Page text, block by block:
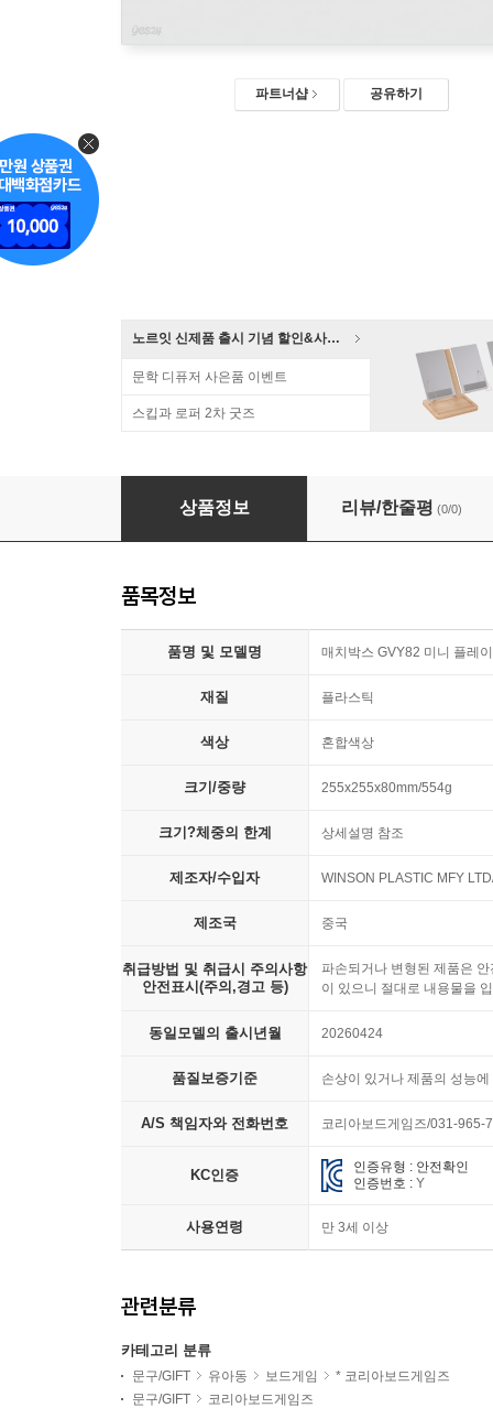
파트너샵 공유하기
노르잇 신제품 출시 기념 할인&사은품 증정!
문학 디퓨저 사은품 이벤트
스킵과 로퍼 2차 굿즈
[예스24배송] 매치박스 GVY82 미니 플레이세
상품정보 리뷰/한줄평 (0/0)
품목정보
품명 및 모델명 매치박스 GVY82 미니 플레
재질 플라스틱
색상 혼합색상
크기/중량 255x255x80mm/554g
크기?체중의 한계 상세설명 참조
제조자/수입자 WINSON PLASTIC MFY
제조국 중국
취급방법 및 취급시 주의사항
안전표시(주의,경고 등)
파손되거나 변형된 제품은
이 있으니 절대로 내용물을
동일모델의 출시년월 20260424
품질보증기준 손상이 있거나 제품의 성능
A/S 책임자와 전화번호 코리아보드게임즈/031-965-
KC인증
인증유형 : 안전확인
인증번호 :Y
사용연령 만 3세 이상
관련분류
카테고리 분류
문구/GIFT 유아동 보드게임
* 코리아보드게임즈
문구/GIFT
코리아보드게임즈